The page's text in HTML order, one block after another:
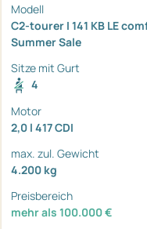
Modell
C2-tourer I 141 KB LE
Summer Sale
Sitze mit Gurt
4
Motor
2,0 l 417 CDI
max. zul. Gewicht
4.200 kg
Preisbereich
mehr als 100.000 €